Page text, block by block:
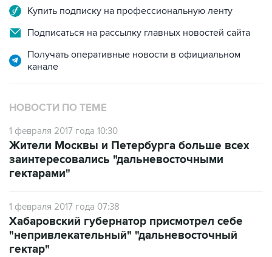
Купить подписку на профессиональную ленту
Подписаться на рассылку главных новостей сайта
Получать оперативные новости в официальном
канале
НОВОСТИ ПО ТЕМЕ
1 февраля 2017 года 10:30
Жители Москвы и Петербурга больше всех
заинтересовались "дальневосточными
гектарами"
1 февраля 2017 года 07:38
Хабаровский губернатор присмотрел себе
"непривлекательный" "дальневосточный
гектар"